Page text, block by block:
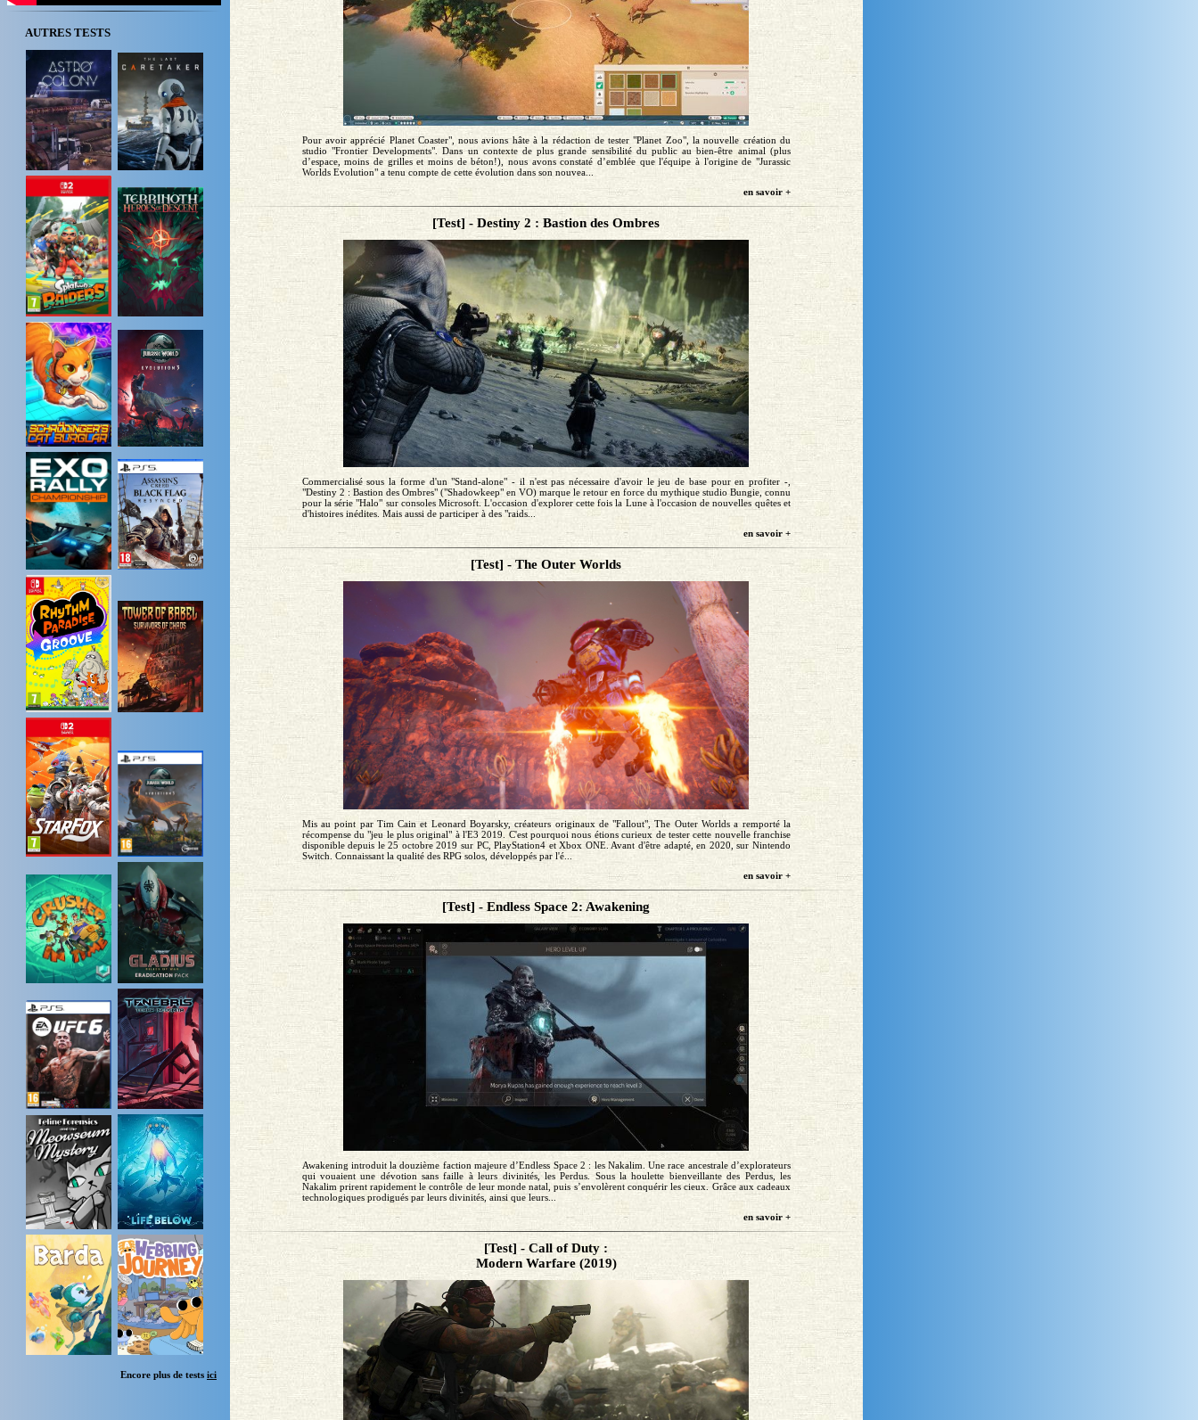
AUTRES TESTS
Encore plus de tests ici
Pour avoir apprécié Planet Coaster", nous avions hâte à la rédaction de tester "Planet Zoo", la nouvelle création du
studio "Frontier Developments". Dans un contexte de plus grande sensibilité du public au bien-être animal (plus
d’espace, moins de grilles et moins de béton!), nous avons constaté d’emblée que l'équipe à l'origine de "Jurassic
Worlds Evolution" a tenu compte de cette évolution dans son nouvea...
en savoir +
[Test] - Destiny 2 : Bastion des Ombres
Commercialisé sous la forme d'un "Stand-alone" - il n'est pas nécessaire d'avoir le jeu de base pour en profiter -,
"Destiny 2 : Bastion des Ombres" ("Shadowkeep" en VO) marque le retour en force du mythique studio Bungie, connu
pour la série "Halo" sur consoles Microsoft. L'occasion d'explorer cette fois la Lune à l'occasion de nouvelles quêtes et
d'histoires inédites. Mais aussi de participer à des "raids...
en savoir +
[Test] - The Outer Worlds
Mis au point par Tim Cain et Leonard Boyarsky, créateurs originaux de "Fallout", The Outer Worlds a remporté la
récompense du "jeu le plus original" à l'E3 2019. C'est pourquoi nous étions curieux de tester cette nouvelle franchise
disponible depuis le 25 octobre 2019 sur PC, PlayStation4 et Xbox ONE. Avant d'être adapté, en 2020, sur Nintendo
Switch. Connaissant la qualité des RPG solos, développés par l'é...
en savoir +
[Test] - Endless Space 2: Awakening
Awakening introduit la douzième faction majeure d’Endless Space 2 : les Nakalim. Une race ancestrale d’explorateurs
qui vouaient une dévotion sans faille à leurs divinités, les Perdus. Sous la houlette bienveillante des Perdus, les
Nakalim prirent rapidement le contrôle de leur monde natal, puis s’envolèrent conquérir les cieux. Grâce aux cadeaux
technologiques prodigués par leurs divinités, ainsi que leurs...
en savoir +
[Test] - Call of Duty :
Modern Warfare (2019)